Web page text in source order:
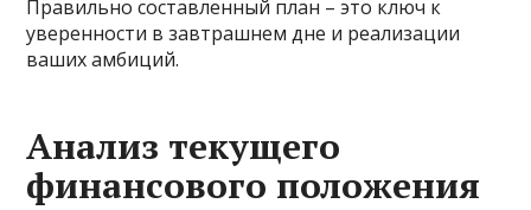
Правильно составленный план – это ключ к
уверенности в завтрашнем дне и реализации
ваших амбиций.
Анализ текущего
финансового положения